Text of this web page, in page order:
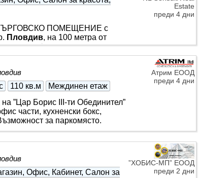
Estate
преди 4 дни
ПОМЕЩЕНИЕ с
Пловдив, на 100 метра от
и за офис, ателие, студио
с площ 30 кв.м.,
Атрим ЕООД
преди 4 дни
110 кв.м
Междинен етаж
”Цар Борис III-ти Обединител”
части, кухненски бокс,
за паркомясто.
”ХОБИС-МП” ЕООД
преди 2 дни
Офис, Кабинет, Салон за